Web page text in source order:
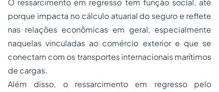
O ressarcimento em regresso tem função social, até
porque impacta no cálculo atuarial do seguro e reflete
nas relações econômicas em geral, especialmente
naquelas vinculadas ao comércio exterior e que se
conectam com os transportes internacionais marítimos
de cargas.
Além disso, o ressarcimento em regresso pelo